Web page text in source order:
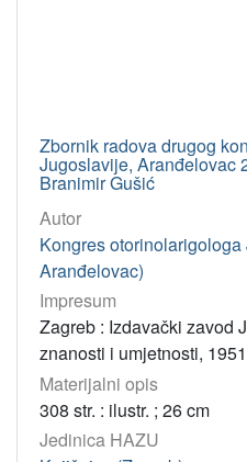
Zbornik radova drugog
Jugoslavije, Aranđelovac
Branimir Gušić
Autor
Kongres
Aranđelovac)
Impresum
Zagreb : Izdavački zavod
znanosti i umjetnosti,
Materijalni opis
308 str. : ilustr. ; 26 cm
Jedinica HAZU